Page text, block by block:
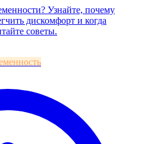
Узнайте, почему
дискомфорт и когда
советы.